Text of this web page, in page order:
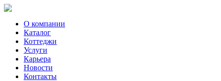
О компании
Каталог
Коттеджи
Услуги
Карьера
Новости
Контакты